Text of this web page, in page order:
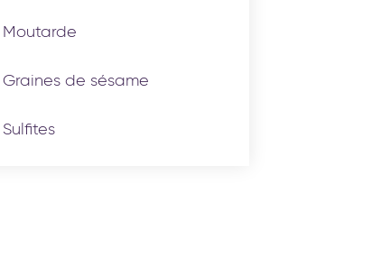
Moutarde
Graines de sésame
Sulfites